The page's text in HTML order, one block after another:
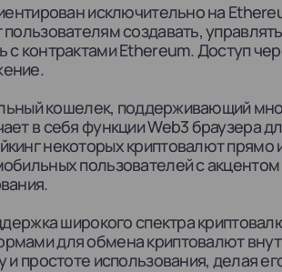
исключительно на
создавать,
с контрактами Ethereum. Доступ
кошелек, поддерживающий
в себя функции Web3 браузера
некоторых криптовалют прямо
пользователей с акцентом
широкого спектра
для обмена криптовалют
и простоте использования, делая